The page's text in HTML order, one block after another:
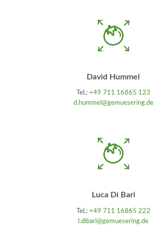
David Hummel
Tel.: +49 711 16865 123
d.hummel@gemuesering.de
Luca Di Bari
Tel.: +49 711 16865 222
l.dibari@gemuesering.de